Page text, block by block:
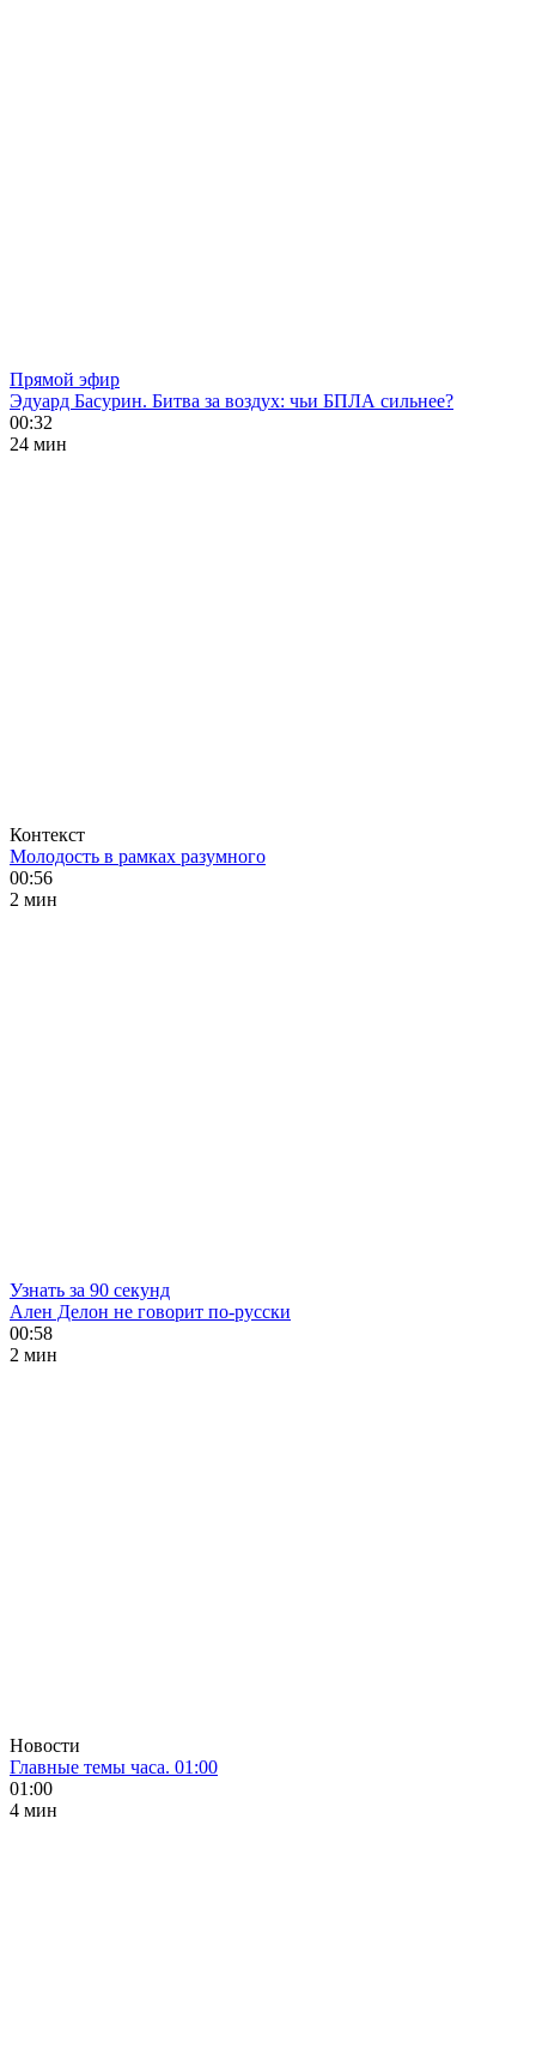
Прямой эфир
Эдуард Басурин. Битва за воздух: чьи БПЛА сильнее?
00:32
24 мин
Контекст
Молодость в рамках разумного
00:56
2 мин
Узнать за 90 секунд
Ален Делон не говорит по-русски
00:58
2 мин
Новости
Главные темы часа. 01:00
01:00
4 мин